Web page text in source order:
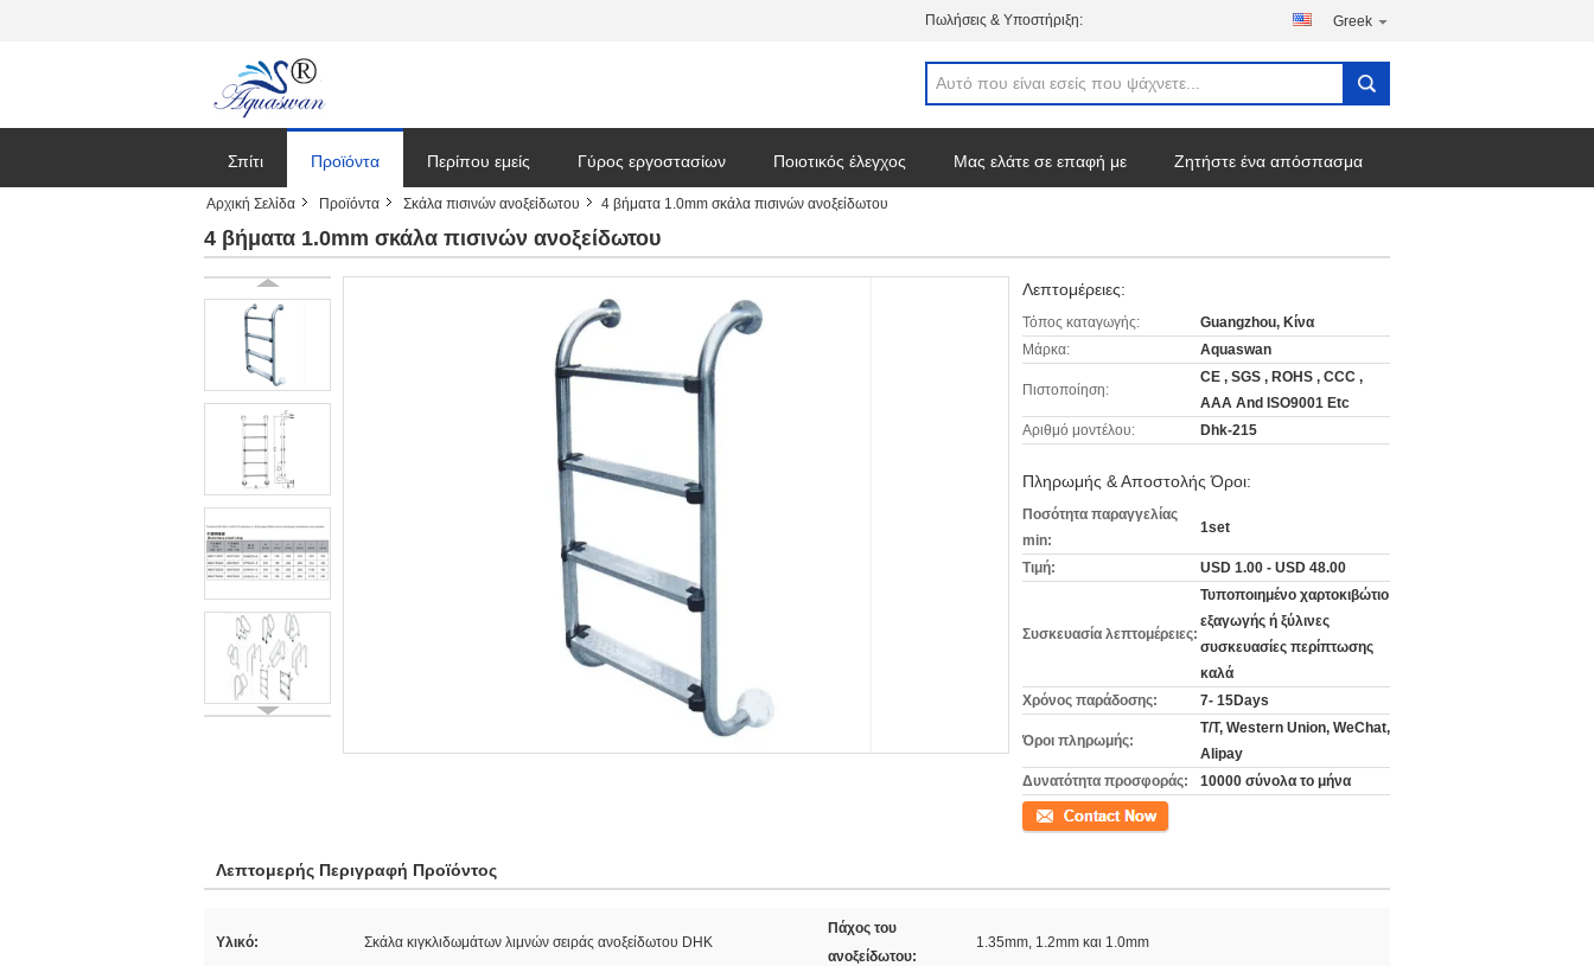
Πωλήσεις & Υποστήριξη: Greek
Σπίτι Προϊόντα Περίπου εμείς Γύρος εργοστασίων Ποιοτικός έλεγχος Μας ελάτε σε επαφή με Ζητήστε ένα απόσπασμα
Ειδήσεις
Αρχική Σελίδα Προϊόντα Σκάλα πισινών ανοξείδωτου 4 βήματα 1.0mm σκάλα πισινών ανοξείδωτου
4 βήματα 1.0mm σκάλα πισινών ανοξείδωτου
Λεπτομέρειες:
Τόπος καταγωγής:
Guangzhou, Κίνα
Μάρκα:
Aquaswan
Πιστοποίηση:
CE , SGS , ROHS , CCC ,
AAA And ISO9001 Etc
Αριθμό μοντέλου:
Dhk-215
Πληρωμής & Αποστολής Όροι:
Ποσότητα παραγγελίας
min:
1set
Τιμή: USD 1.00 - USD 48.00
Συσκευασία λεπτομέρειες:
Τυποποιημένο χαρτοκιβώτιο
εξαγωγής ή ξύλινες
συσκευασίες περίπτωσης
καλά
Χρόνος παράδοσης:
7- 15Days
Όροι πληρωμής:
T/T, Western Union, WeChat,
Alipay
Δυνατότητα προσφοράς:
10000 σύνολα το μήνα
Επικοινωνία
Λεπτομερής Περιγραφή Προϊόντος
Υλικό: Σκάλα κιγκλιδωμάτων λιμνών σειράς ανοξείδωτου DHK
Πάχος του
ανοξείδωτου:
1.35mm, 1.2mm και 1.0mm